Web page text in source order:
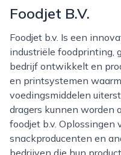
Foodjet B.V.
Foodjet b.v. Is een innovatieve speler in de wereld van
industriële foodprinting,
bedrijf ontwikkelt en
en printsystemen
voedingsmiddelen
dragers kunnen worden
foodjet b.v. Oplossingen
snackproducenten en
bedrijven die hun